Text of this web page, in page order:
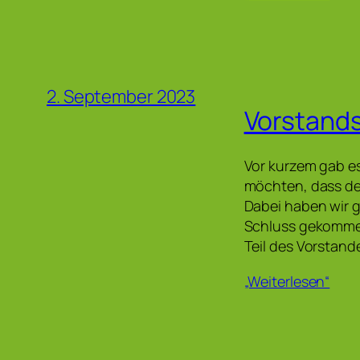
2. September 2023
Vor kurzem gab
möchten, dass
Dabei haben wir
Schluss
Teil des
„Weiterlesen“